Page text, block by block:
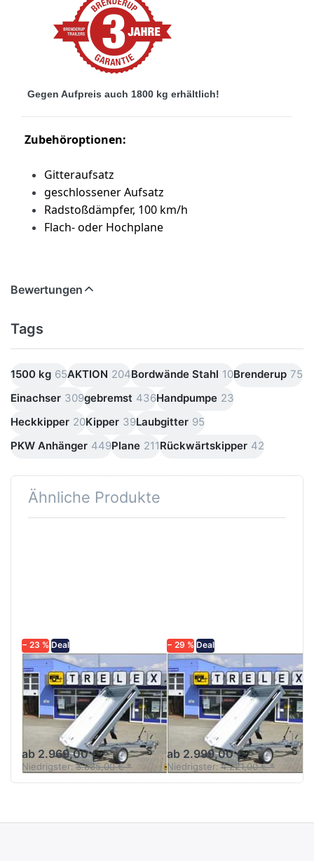
Gegen Aufpreis auch 1800 kg erhältlich!
Zubehöroptionen:
Gitteraufsatz
geschlossener Aufsatz
Radstoßdämpfer, 100 km/h
Flach- oder Hochplane
Bewertungen
Tags
1500 kg 65AKTION 204Bordwände Stahl 10Brenderup 75
Einachser 309gebremst 436Handpumpe 23
Heckkipper 20Kipper 39Laubgitter 95
PKW Anhänger 449Plane 211Rückwärtskipper 42
Ähnliche Produkte
− 23 % Deal
BRENDERUP
BT 4260SB
1500 kg
Rückwärtskipper -
Einachser
ab 2.969,00 € *
Niedrigster:3.835,00 € *
− 29 % Deal
BRENDERUP
BT 4260SB
1800 kg
Rückwärtskipper -
Einachser
ab 2.999,00 € *
Niedrigster:4.221,00 € *